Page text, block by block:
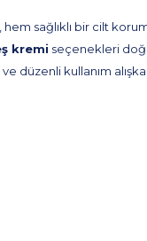
sağlıklı bir cilt
kremi seçenekleri
kullanım